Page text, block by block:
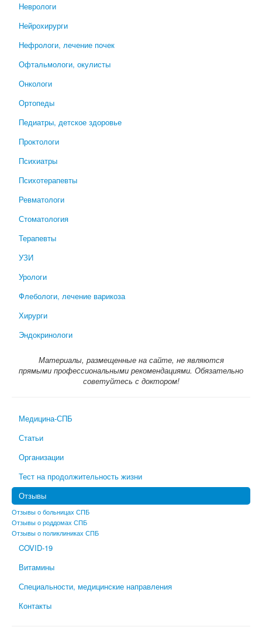
Неврологи
Нейрохирурги
Нефрологи, лечение почек
Офтальмологи, окулисты
Онкологи
Ортопеды
Педиатры, детское здоровье
Проктологи
Психиатры
Психотерапевты
Ревматологи
Стоматология
Терапевты
УЗИ
Урологи
Флебологи, лечение варикоза
Хирурги
Эндокринологи
Материалы, размещенные на сайте, не являются
прямыми профессиональными рекомендациями. Обязательно
советуйтесь с доктором!
Медицина-СПБ
Статьи
Организации
Тест на продолжительность жизни
Отзывы
Отзывы о больницах СПБ
Отзывы о роддомах СПБ
Отзывы о поликлиниках СПБ
COVID-19
Витамины
Специальности, медицинские направления
Контакты